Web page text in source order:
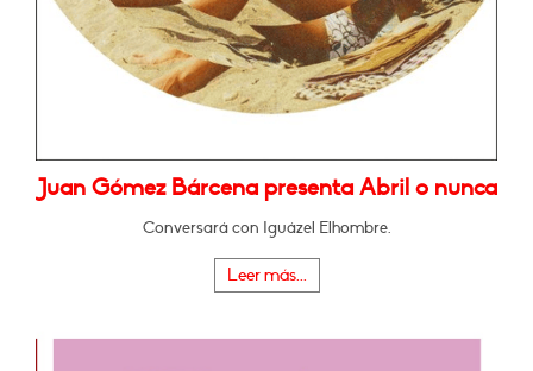
Juan Gómez Bárcena presenta Abril o nunca
Conversará con Iguázel Elhombre.
Leer más...